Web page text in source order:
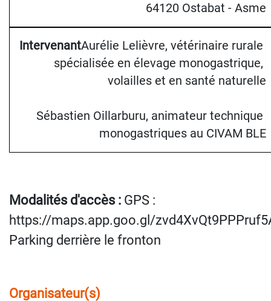
64120 Ostabat - Asme
Aurélie Lelièvre, vétérinaire rurale
spécialisée en élevage monogastrique,
volailles et en santé naturelle
Sébastien Oillarburu, animateur technique
monogastriques au CIVAM BLE
Modalités d'accès : GPS :
https://maps.app.goo.gl/
Parking derrière le fronton
Organisateur(s)